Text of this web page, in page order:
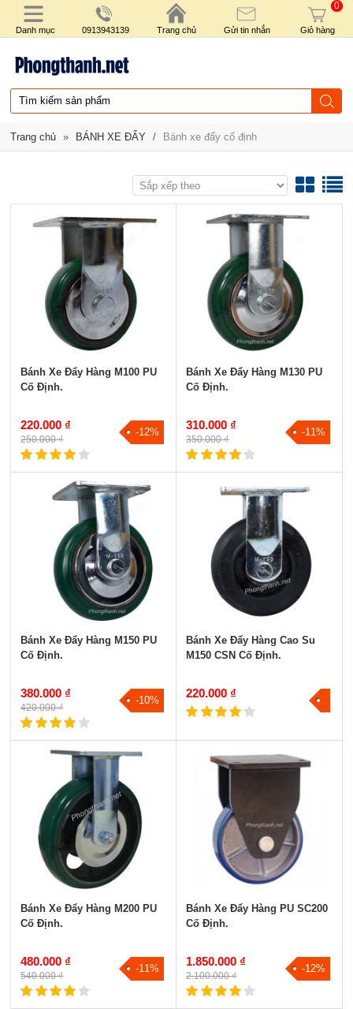
Danh mục 0913943139 Trang chủ Gửi tin nhắn
0
Giỏ hàng
Trang chủ » BÁNH XE ĐẨY / Bánh xe đẩy cố định
Bánh Xe Đẩy Hàng M100 PU
Cố Định.
220.000 ₫
250.000 ₫
-12%
Bánh Xe Đẩy Hàng M130 PU
Cố Định.
310.000 ₫
350.000 ₫
-11%
Bánh Xe Đẩy Hàng M150 PU
Cố Định.
380.000 ₫
420.000 ₫
-10%
Bánh Xe Đẩy Hàng Cao Su
M150 CSN Cố Định.
220.000 ₫
Bánh Xe Đẩy Hàng M200 PU
Cố Định.
480.000 ₫
540.000 ₫
-11%
Bánh Xe Đẩy Hàng PU SC200
Cố Định.
1.850.000 ₫
2.100.000 ₫
-12%